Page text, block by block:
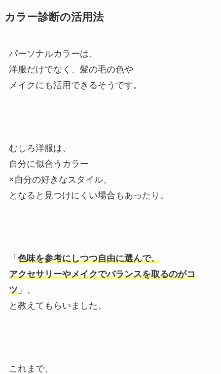
カラー診断の活用法
パーソナルカラーは、
洋服だけでなく、髪の毛の色や
メイクにも活用できるそうです。
むしろ洋服は、
自分に似合うカラー
×自分の好きなスタイル、
となると見つけにくい場合もあったり。
「 色味を参考にしつつ自由に選んで、
アクセサリーやメイクでバランスを取るのがコ
ツ」、
と教えてもらいました。
これまで、